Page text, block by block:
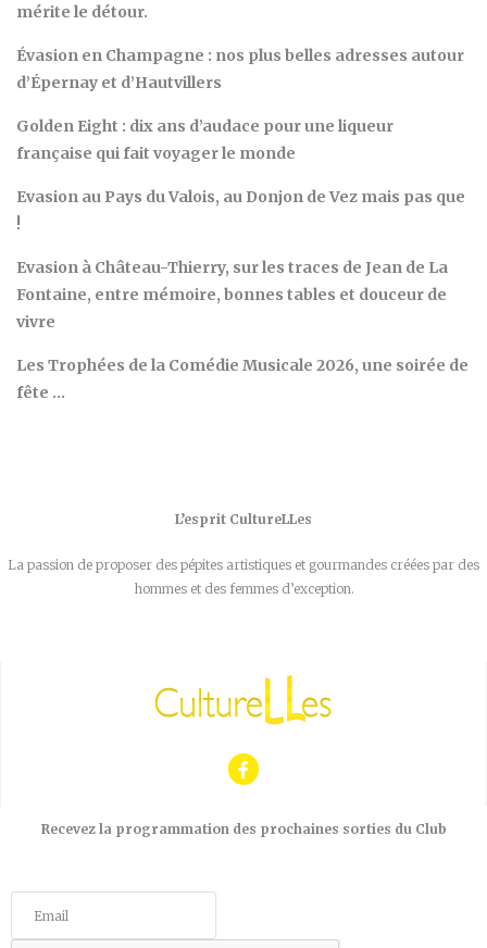
mérite le détour.
Évasion en Champagne : nos plus belles adresses autour
d’Épernay et d’Hautvillers
Golden Eight : dix ans d’audace pour une liqueur
française qui fait voyager le monde
Evasion au Pays du Valois, au Donjon de Vez mais pas que
!
Evasion à Château-Thierry, sur les traces de Jean de La
Fontaine, entre mémoire, bonnes tables et douceur de
vivre
Les Trophées de la Comédie Musicale 2026, une soirée de
fête …
L’esprit CultureLLes
La passion de proposer des pépites artistiques et gourmandes créées par des
hommes et des femmes d’exception.
Recevez la programmation des prochaines sorties du Club